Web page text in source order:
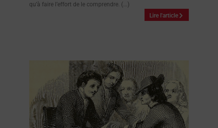
qu’à faire l’effort de le comprendre. (...)
Lire l'article